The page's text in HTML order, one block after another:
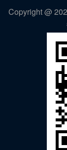
Copyright @